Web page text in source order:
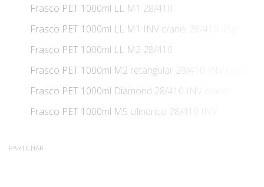
Frasco PET 1000ml LL M1 28/410
Frasco PET 1000ml LL M1 INV c/anel 28/410 45gr
Frasco PET 1000ml LL M2 28/410
Frasco PET 1000ml M2 retangular 28/410 INV c/anel
Frasco PET 1000ml Diamond 28/410 INV c/anel
Frasco PET 1000ml M5 cilíndrico 28/410 INV
PARTILHAR